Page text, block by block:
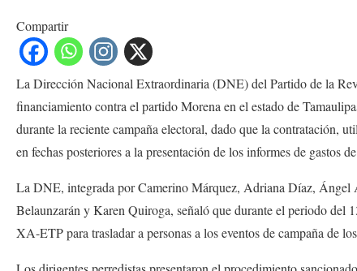
Compartir
La Dirección Nacional Extraordinaria (DNE) del Partido de la
financiamiento contra el partido Morena en el estado de
durante la reciente campaña electoral, dado que la contratación,
en fechas posteriores a la presentación de los informes de gastos
La DNE, integrada por Camerino Márquez, Adriana Díaz,
Belaunzarán y Karen Quiroga, señaló que durante el periodo del
XA-ETP para trasladar a personas a los eventos de campaña de